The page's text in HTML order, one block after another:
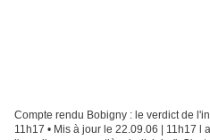
Compte rendu Bobigny : le verdict de
11h17 • Mis à jour le 22.09.06 | 11h17 l